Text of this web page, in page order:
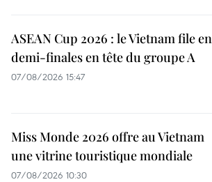
ASEAN Cup 2026 : le Vietnam file en
demi-finales en tête du groupe A
07/08/2026 15:47
Miss Monde 2026 offre au Vietnam
une vitrine touristique mondiale
07/08/2026 10:30